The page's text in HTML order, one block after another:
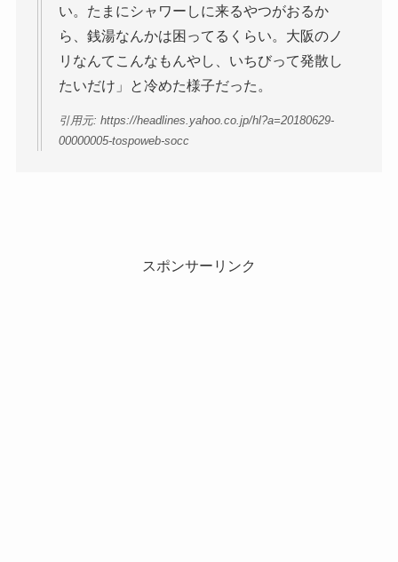
い。たまにシャワーしに来るやつがおるか
ら、銭湯なんかは困ってるくらい。大阪のノ
リなんてこんなもんやし、いちびって発散し
たいだけ」と冷めた様子だった。
引用元: https://headlines.yahoo.co.jp/hl?a=20180629-
00000005-tospoweb-socc
スポンサーリンク